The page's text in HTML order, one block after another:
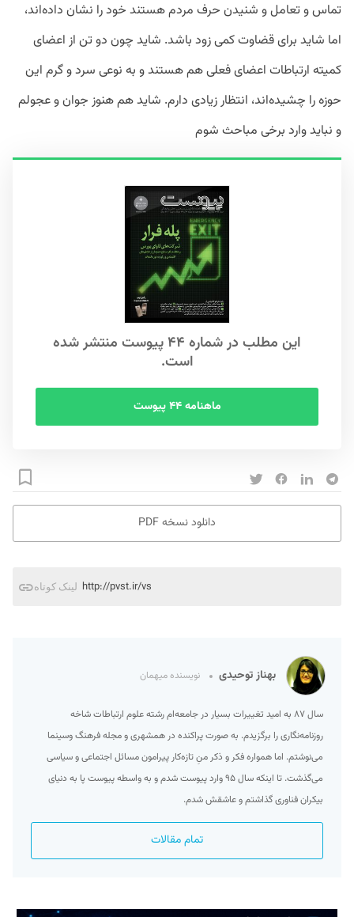
تماس و تعامل و شنیدن حرف مردم هستند خود را نشان داده‌اند،
اما شاید برای قضاوت کمی زود باشد. شاید چون دو تن از اعضای
کمیته ارتباطات اعضای فعلی هم هستند و به نوعی سرد و گرم این
حوزه را چشیده‌اند، انتظار زیادی دارم. شاید هم هنوز جوان و عجولم
و نباید وارد برخی مباحث شوم
این مطلب در شماره ۴۴ پیوست منتشر شده
است.
ماهنامه ۴۴ پیوست
دانلود نسخه PDF
لینک کوتاه http://pvst.ir/vs
بهناز توحیدی نویسنده میهمان
سال ۸۷ به امید تغییرات بسیار در جامعه‌ام رشته علوم ارتباطات شاخه
روزنامه‌نگاری را برگزیدم. به صورت پراکنده در همشهری و مجله فرهنگ وسینما
می‌نوشتم. اما همواره فکر و ذکر منِ تازه‌کار پیرامون مسائل اجتماعی و سیاسی
می‌گذشت. تا اینکه سال ۹۵ وارد پیوست شدم و به واسطه پیوست پا به دنیای
بیکران فناوری گذاشتم و عاشقش شدم.
تمام مقالات